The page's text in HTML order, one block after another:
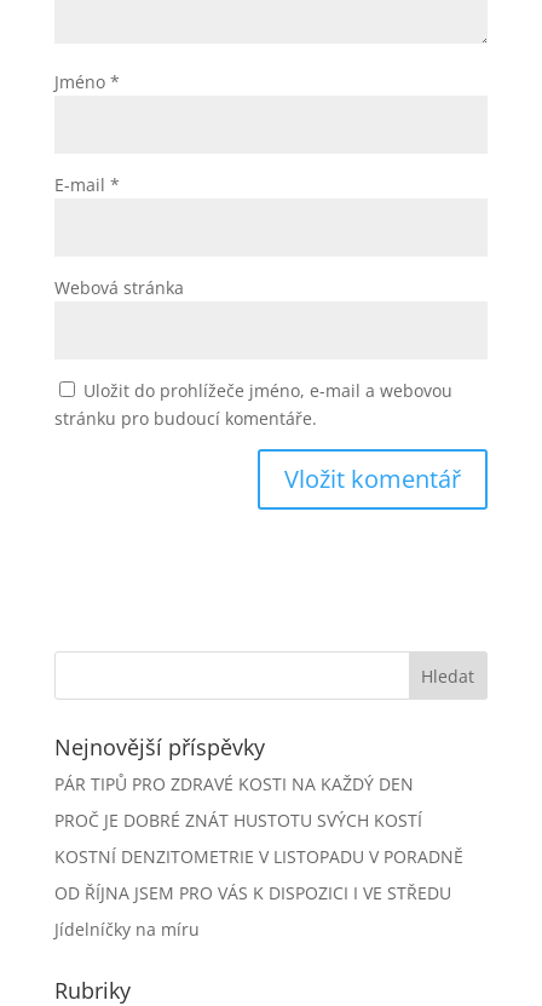
Jméno *
E-mail *
Webová stránka
Uložit do prohlížeče jméno, e-mail a webovou
stránku pro budoucí komentáře.
Nejnovější příspěvky
PÁR TIPŮ PRO ZDRAVÉ KOSTI NA KAŽDÝ DEN
PROČ JE DOBRÉ ZNÁT HUSTOTU SVÝCH KOSTÍ
KOSTNÍ DENZITOMETRIE V LISTOPADU V PORADNĚ
OD ŘÍJNA JSEM PRO VÁS K DISPOZICI I VE STŘEDU
Jídelníčky na míru
Rubriky